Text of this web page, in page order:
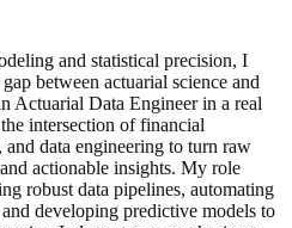
and statistical precision, I
between actuarial science and
Actuarial Data Engineer in a real
intersection of financial
data engineering to turn raw
actionable insights. My role
robust data pipelines, automating
developing predictive models to